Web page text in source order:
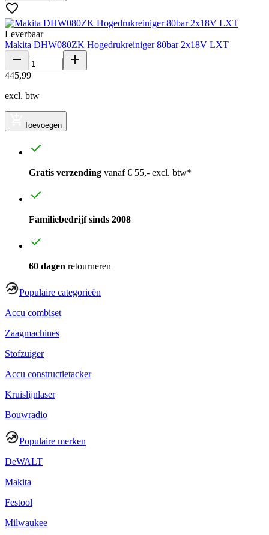
Leverbaar
Makita DHW080ZK Hogedrukreiniger 80bar 2x18V LXT
445,99
excl. btw
Toevoegen
Gratis verzending vanaf € 55,- excl. btw*
Familiebedrijf sinds 2008
60 dagen retourneren
Populaire categorieën
Accu combiset
Zaagmachines
Stofzuiger
Accu constructietacker
Kruislijnlaser
Bouwradio
Populaire merken
DeWALT
Makita
Festool
Milwaukee